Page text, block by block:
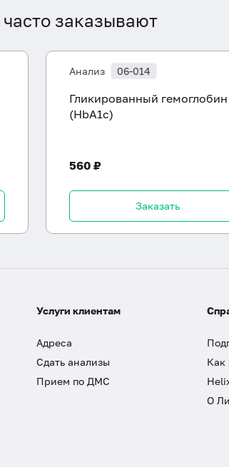
заказывают
Анализ 06-014
Гликированный гемоглобин
(HbA1c)
560 ₽
Заказать
Услуги клиентам
Адреса
Сдать анализы
Прием по ДМС
Как
О